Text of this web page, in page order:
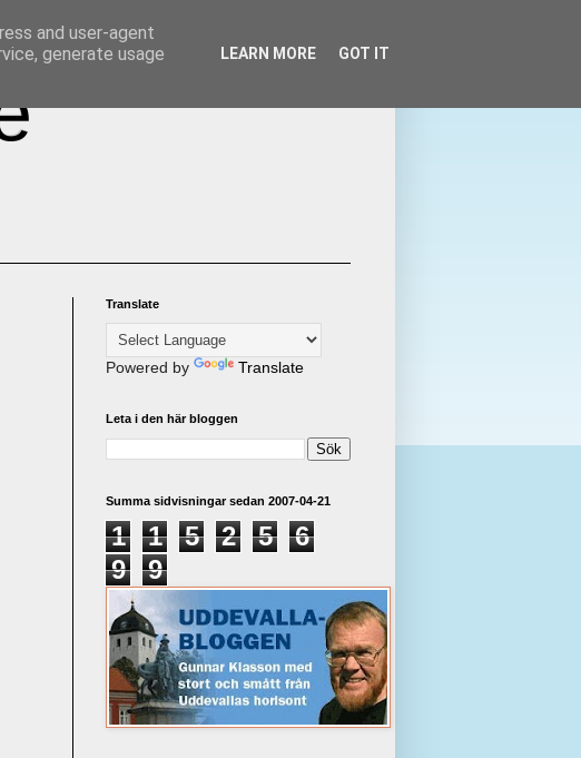
Translate
Powered by Translate
Leta i den här bloggen
Summa sidvisningar sedan 2007-04-21
1 1 5 2 5
6
9
9
and user-agent
generate usage
LEARN MORE GOT IT